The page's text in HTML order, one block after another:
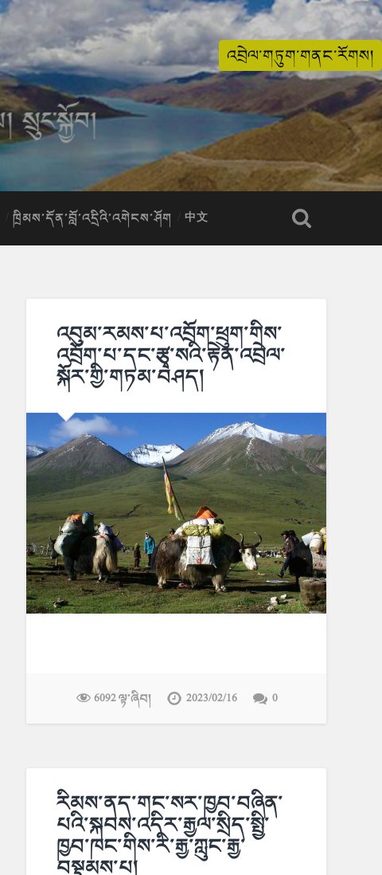
འབྲེལ་གཏུག་གནང་རོགས།
ཁྲིམས་དོན་བློ་འདྲིའི་འགེངས་ཤོག 中文
འབུམ་རམས་པ་འབྲོག་ཕྲུག་གིས་
འབྲོག་པ་དང་རྩྭ་སའི་རྟེན་འབྲེལ་
སྐོར་གྱི་གཏམ་བཤད།
6092 ལྟ་ཞིབ། 2023/02/16 0
རིམས་ནད་གང་སར་ཁྱབ་བཞིན་
པའི་སྐབས་འདིར་རྒྱལ་སྲིད་སྤྱི་
ཁྱབ་ཁང་གིས་རི་རྒྱ་ཀླུང་རྒྱ་
བསྡམས་པ།